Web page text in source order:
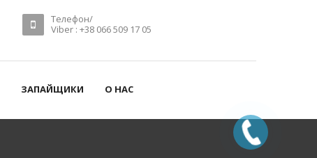
Телефон/
Viber : +38 066 509 17 05
ЗАПАЙЩИКИ О НАС